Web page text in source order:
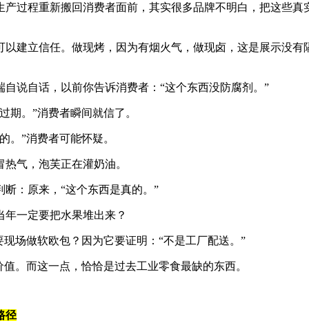
过程重新搬回消费者面前，其实很多品牌不明白，把这些
建立信任。做现烤，因为有烟火气，做现卤，这是展示没
说自话，以前你告诉消费者：“这个东西没防腐剂。”
期。”消费者瞬间就信了。
。”消费者可能怀疑。
气，泡芙正在灌奶油。
：原来，“这个东西是真的。”
一定要把水果堆出来？
场做软欧包？因为它要证明：“不是工厂配送。”
。而这一点，恰恰是过去工业零食最缺的东西。
径